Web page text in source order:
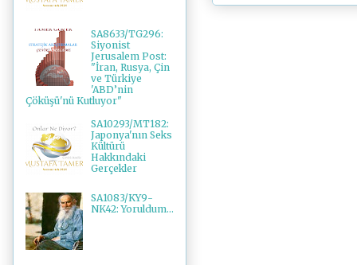
SA8633/TG296:
Siyonist
Jerusalem Post:
"İran, Rusya, Çin
ve Türkiye
'ABD’nin
Çöküşü'nü Kutluyor"
SA10293/MT182:
Japonya'nın Seks
Kültürü
Hakkındaki
Gerçekler
SA1083/KY9-
NK42: Yoruldum...